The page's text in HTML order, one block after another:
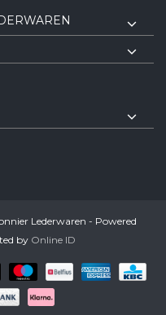
Lederwaren - Powered
by Online ID